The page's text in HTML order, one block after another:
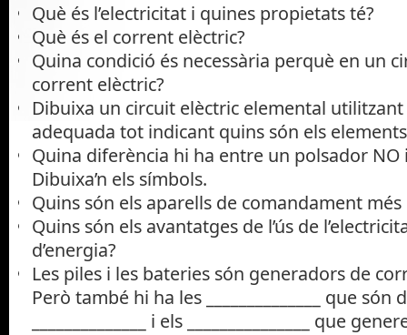
Què és l’electricitat i quines propietats té?
Què és el corrent elèctric?
Quina condició és necessària perquè en un
corrent elèctric?
Dibuixa un circuit elèctric elemental
adequada tot indicant quins són els
Quina diferència hi ha entre un polsador NO
Dibuixa’n els símbols.
Quins són els aparells de comandament
Quins són els avantatges de l’ús de
d’energia?
Les piles i les bateries són generadors de
Però també hi ha les ______________ que són
______________ i els _______________ que